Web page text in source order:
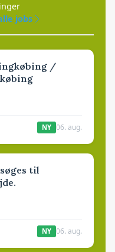
jobs
/
NY 06. aug.
til
NY 06. aug.